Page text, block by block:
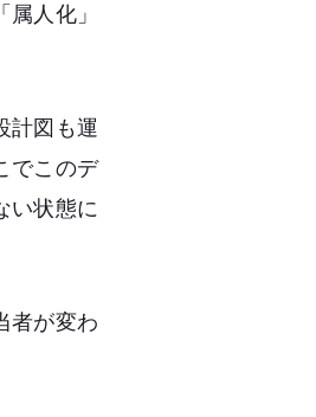
人化」
計図も運
でこのデ
い状態に
者が変わ